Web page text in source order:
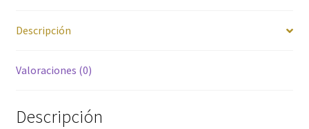
Hornos
Descripción
Valoraciones (0)
Descripción